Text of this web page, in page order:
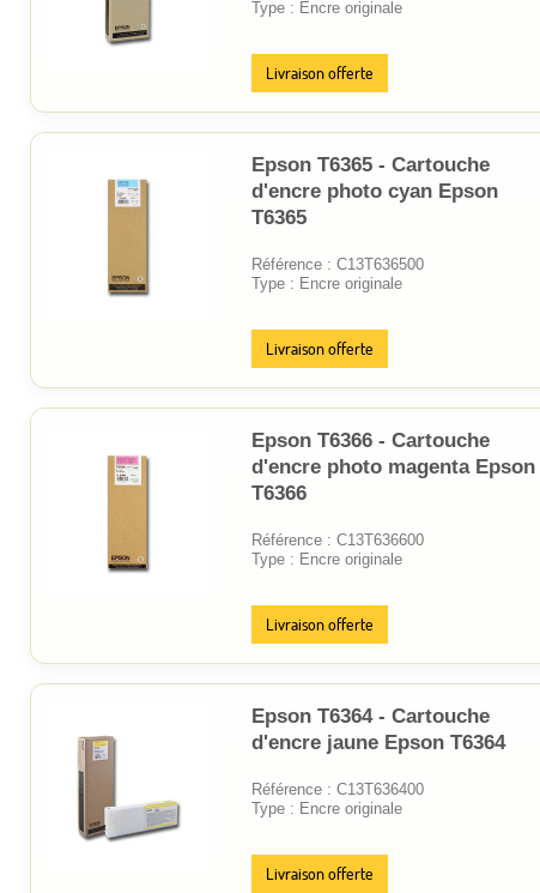
Type : Encre originale
Livraison offerte
Epson T6365 - Cartouche
d'encre photo cyan Epson
T6365
Référence : C13T636500
Type : Encre originale
Livraison offerte
Epson T6366 - Cartouche
d'encre photo magenta Epson
T6366
Référence : C13T636600
Type : Encre originale
Livraison offerte
Epson T6364 - Cartouche
d'encre jaune Epson T6364
Référence : C13T636400
Type : Encre originale
Livraison offerte